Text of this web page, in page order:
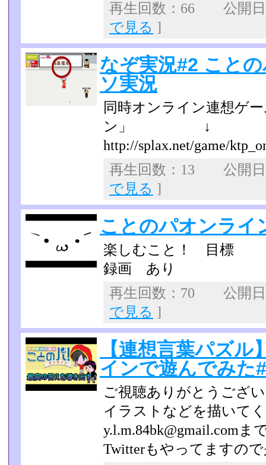
再生回数：66 公開
で見る ]
なぞ実況#2 こと
ソ実況
同時オンライン連想ゲ
ン」 ↓
http://splax.net/game/
再生回数：13 公開
で見る ]
ことのパオンラ
楽しむこと！ 目標
録画 あり
再生回数：70 公開
で見る ]
【連想言葉パズ
インで遊んでみた
ご視聴ありがとうござ
イラストなどを描いて
y.l.m.84bk@gmail.comま
Twitterもやってますの